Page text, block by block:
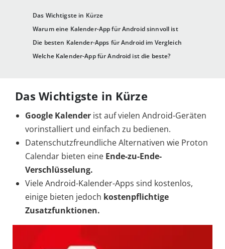
Das Wichtigste in Kürze
Warum eine Kalender-App für Android sinnvoll ist
Die besten Kalender-Apps für Android im Vergleich
Welche Kalender-App für Android ist die beste?
Das Wichtigste in Kürze
Google Kalender ist auf vielen Android-Geräten
vorinstalliert und einfach zu bedienen.
Datenschutzfreundliche Alternativen wie Proton
Calendar bieten eine Ende-zu-Ende-
Verschlüsselung.
Viele Android-Kalender-Apps sind kostenlos,
einige bieten jedoch kostenpflichtige
Zusatzfunktionen.